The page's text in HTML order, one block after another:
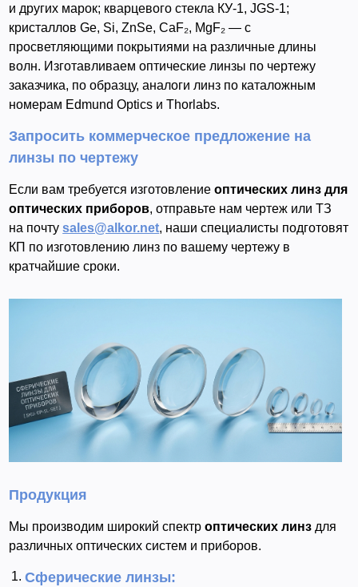
и других марок; кварцевого стекла КУ-1, JGS-1;
кристаллов Ge, Si, ZnSe, CaF₂, MgF₂ — с
просветляющими покрытиями на различные длины
волн. Изготавливаем оптические линзы по чертежу
заказчика, по образцу, аналоги линз по каталожным
номерам Edmund Optics и Thorlabs.
Запросить коммерческое предложение на
линзы по чертежу
Если вам требуется изготовлениеоптических линз для
оптических приборов, отправьте нам чертеж или ТЗ
на почтуsales@alkor.net, наши специалисты подготовят
КП по изготовлению линз по вашему чертежу в
кратчайшие сроки.
Продукция
Мы производим широкий спектроптических линз для
различных оптических систем и приборов.
Сферические линзы: